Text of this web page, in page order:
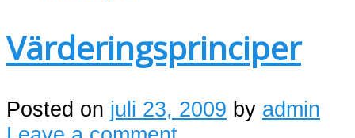
Värderingsprinciper
Posted on juli 23, 2009 by admin